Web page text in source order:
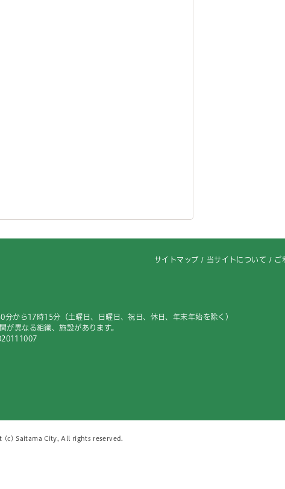
サイトマップ 当サイトについて ご
分から17時15分（土曜日、日曜日、祝日、休日、年末年始を除く）
が異なる組織、施設があります。
(c) Saitama City, All rights reserved.